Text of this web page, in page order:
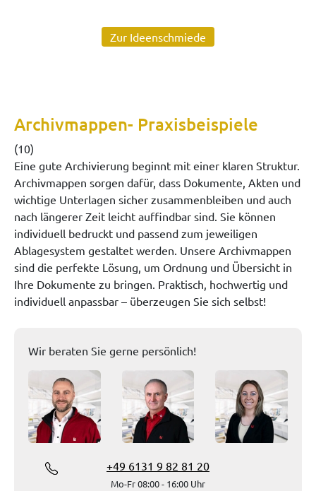
Zur Ideenschmiede
Archivmappen- Praxisbeispiele
(10)
Eine gute Archivierung beginnt mit einer klaren Struktur.
Archivmappen sorgen dafür, dass Dokumente, Akten und
wichtige Unterlagen sicher zusammenbleiben und auch
nach längerer Zeit leicht auffindbar sind. Sie können
individuell bedruckt und passend zum jeweiligen
Ablagesystem gestaltet werden. Unsere Archivmappen
sind die perfekte Lösung, um Ordnung und Übersicht in
Ihre Dokumente zu bringen. Praktisch, hochwertig und
individuell anpassbar – überzeugen Sie sich selbst!
Wir beraten Sie gerne persönlich!
+49 6131 9 82 81 20
Mo-Fr 08:00 - 16:00 Uhr